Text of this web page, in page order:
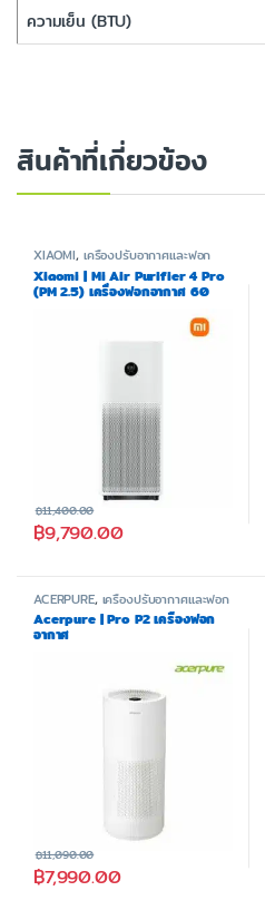
สินค้าที่เกี่ยวข้อง
XIAOMI, เครื่องปรับอากาศและฟอก
อากาศ
Xiaomi | Mi Air Purifier 4 Pro
(PM 2.5) เครื่องฟอกอากาศ 60
฿9,790.00
฿11,400.00
ACERPURE, เครื่องปรับอากาศและฟอก
อากาศ
Acerpure | Pro P2 เครื่องฟอก
อากาศ
฿7,990.00
฿11,090.00
ความเย็น (BTU)